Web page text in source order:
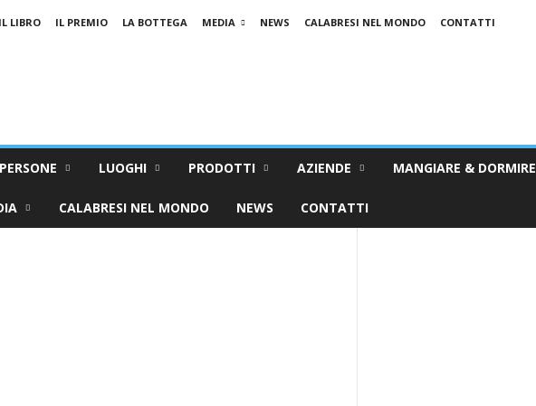
IL LIBRO IL PREMIO LA BOTTEGA MEDIA NEWS CALABRESI NEL MONDO
CONTATTI
PERSONE LUOGHI PRODOTTI AZIENDE MANGIARE & DORMIRE
CALABRESI NEL MONDO NEWS CONTATTI